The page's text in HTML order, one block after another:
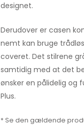
designet.
Derudover er casen
nemt kan bruge
coveret. Det stilrene
samtidig med at det
ønsker en pålidelig og
Plus.
* Se den gældende